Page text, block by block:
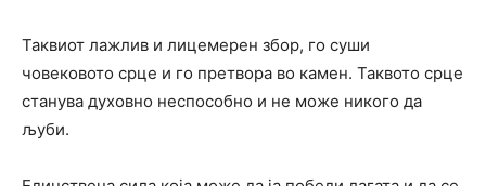
Таквиот лажлив и лицемерен збор, го суши
човековото срце и го претвора во камен. Таквото срце
станува духовно неспособно и не може никого да
љуби.